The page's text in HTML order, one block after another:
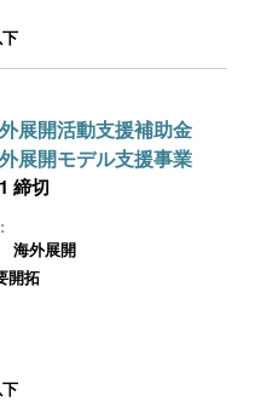
展開活動支援補助金
外展開モデル支援事業
締切
海外展開
開拓